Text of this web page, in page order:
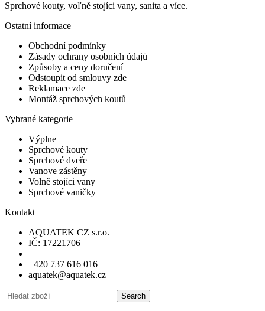
Sprchové kouty, voľně stojíci vany, sanita a více.
Ostatní informace
Obchodní podmínky
Zásady ochrany osobních údajů
Způsoby a ceny doručení
Odstoupit od smlouvy zde
Reklamace zde
Montáž sprchových koutů
Vybrané kategorie
Výplne
Sprchové kouty
Sprchové dveře
Vanove zástěny
Volně stojíci vany
Sprchové vaničky
Kontakt
AQUATEK CZ s.r.o.
IČ: 17221706
+420 737 616 016
aquatek@aquatek.cz
Search